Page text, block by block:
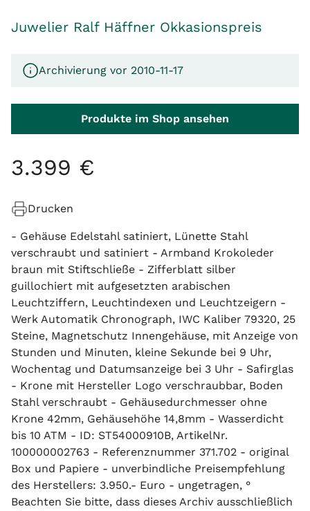
Juwelier Ralf Häffner Okkasionspreis
Archivierung vor 2010-11-17
Produkte im Shop ansehen
3.399 €
Drucken
- Gehäuse Edelstahl satiniert, Lünette Stahl
verschraubt und satiniert - Armband Krokoleder
braun mit Stiftschließe - Zifferblatt silber
guillochiert mit aufgesetzten arabischen
Leuchtziffern, Leuchtindexen und Leuchtzeigern -
Werk Automatik Chronograph, IWC Kaliber 79320, 25
Steine, Magnetschutz Innengehäuse, mit Anzeige von
Stunden und Minuten, kleine Sekunde bei 9 Uhr,
Wochentag und Datumsanzeige bei 3 Uhr - Safirglas
- Krone mit Hersteller Logo verschraubbar, Boden
Stahl verschraubt - Gehäusedurchmesser ohne
Krone 42mm, Gehäusehöhe 14,8mm - Wasserdicht
bis 10 ATM - ID: ST54000910B, ArtikelNr.
100000002763 - Referenznummer 371.702 - original
Box und Papiere - unverbindliche Preisempfehlung
des Herstellers: 3.950.- Euro - ungetragen, °
Beachten Sie bitte, dass dieses Archiv ausschließlich